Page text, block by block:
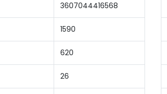
3607044416568
1590
620
26